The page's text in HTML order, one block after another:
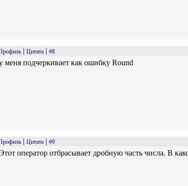
| Цитата | #8
меня подчеркивает как ошибку Round
| Цитата | #9
Этот оператор отбрасывает дробную часть числа. В